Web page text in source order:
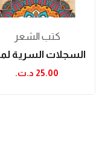
كتب الشعر
25.00 د.ت.‏